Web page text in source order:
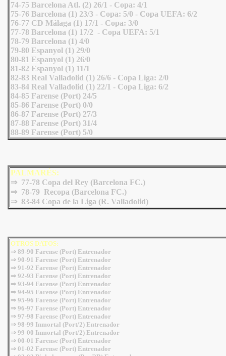
74-75 Barcelona Atl. (2) 26/1 - Copa: 4/1
75-76 Barcelona (1) 23/3 - Copa: 5/0 - Copa UEFA: 6/2
76-77 CD Málaga (1) 17/1 - Copa: 3/0
77-78 Barcelona (1) 17/2 - Copa UEFA: 5/1
78-79 Barcelona (1) 4/0
79-80 Espanyol (1) 29/0
80-81 Espanyol (1) 26/0
81-82 Espanyol (1) 11/1
82-83 Real Valladolid (1) 26/6 - Copa Liga: 2/0
83-84 Real Valladolid (1) 22/1 - Copa Liga: 6/2
84-85 Farense (Port) 24/5
85-86 Farense (Port) 0/0
86-87 Farense (Port) 27/3
87-88 Farense (Port) 31/4
88-89 Farense (Port) 5/0
PALMARÉS:
⇒ 77-78 Copa del Rey (Barcelona FC.)
⇒ 78-79 Recopa (Barcelona FC.)
⇒ 83-84 Copa de la Liga (R. Valladolid)
OTROS DATOS:
⇒ 89-90 Farense (Port) Entrenador
⇒ 90-91 Farense (Port) Entrenador
⇒ 91-92 Farense (Port) Entrenador
⇒ 92-93 Farense (Port) Entrenador
⇒ 93-94 Farense (Port) Entrenador
⇒ 94-95 Farense (Port) Entrenador
⇒ 95-96 Farense (Port) Entrenador
⇒ 96-97 Farense (Port) Entrenador
⇒ 97-98 Farense (Port) Entrenador
⇒ 98-99 Inmortal (Port/2) Entrenador
⇒ 99-00 Inmortal (Port/2) Entrenador
⇒ 00-01 Farense (Port) Entrenador
⇒ 01-02 Farense (Port) Entrenador